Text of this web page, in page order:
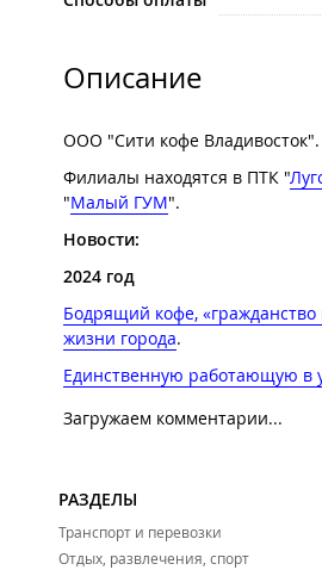
Описание
ООО "Сити кофе Владивосток".
Филиалы находятся в ПТК "
"Малый ГУМ".
Новости:
2024 год
Бодрящий кофе, «гражданство
жизни города.
Единственную работающую в
Загружаем комментарии...
РАЗДЕЛЫ
Транспорт и перевозки
Отдых, развлечения, спорт